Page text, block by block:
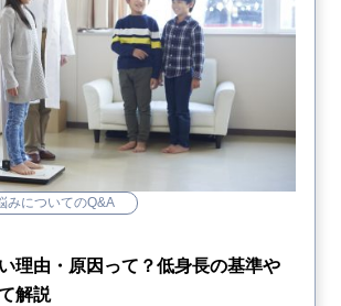
みについてのQ&A
理由・原因って？低身長の基準や
解説